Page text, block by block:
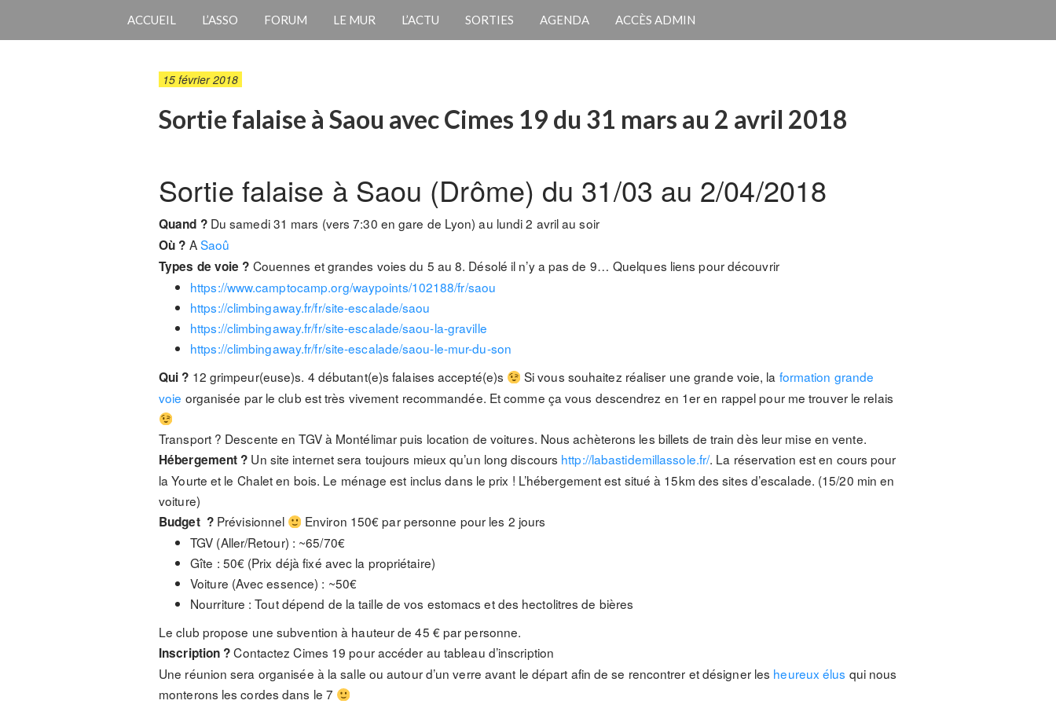
ACCUEIL L’ASSO FORUM LE MUR L’ACTU SORTIES AGENDA ACCÈS ADMIN
15 février 2018
Sortie falaise à Saou avec Cimes 19 du 31 mars au 2 avril 2018
Sortie falaise à Saou (Drôme) du 31/03 au 2/04/2018
Quand ?Du samedi 31 mars (vers 7:30 en gare de Lyon) au lundi 2 avril au soir
Où ? ASaoû
Types de voie ? Couennes et grandes voies du 5 au 8. Désolé il n’y a pas de 9… Quelques liens pour découvrir
https://www.camptocamp.org/waypoints/102188/fr/saou
https://climbingaway.fr/fr/site-escalade/saou
https://climbingaway.fr/fr/site-escalade/saou-la-graville
https://climbingaway.fr/fr/site-escalade/saou-le-mur-du-son
Qui ? 12 grimpeur(euse)s. 4 débutant(e)s falaises accepté(e)s Si vous souhaitez réaliser une grande voie, la formation grande
voie organisée par le club est très vivement recommandée. Et comme ça vous descendrez en 1er en rappel pour me trouver le relais
Transport ? Descente en TGV à Montélimar puis location de voitures. Nous achèterons les billets de train dès leur mise en vente.
Hébergement ? Un site internet sera toujours mieux qu’un long discours http://labastidemillassole.fr/. La réservation est en cours pour
la Yourte et le Chalet en bois. Le ménage est inclus dans le prix ! L’hébergement est situé à 15km des sites d’escalade. (15/20 min en
voiture)
Budget ?Prévisionnel
Environ 150€ par personne pour les 2 jours
TGV (Aller/Retour) : ~65/70€
Gîte : 50€ (Prix déjà fixé avec la propriétaire)
Voiture (Avec essence) : ~50€
Nourriture : Tout dépend de la taille de vos estomacs et des hectolitres de bières
Le club propose une subvention à hauteur de 45 € par personne.
Inscription ?Contactez Cimes 19 pour accéder au tableau d’inscription
Une réunion sera organisée à la salle ou autour d’un verre avant le départ afin de se rencontrer et désigner les heureux élus qui nous
monterons les cordes dans le 7